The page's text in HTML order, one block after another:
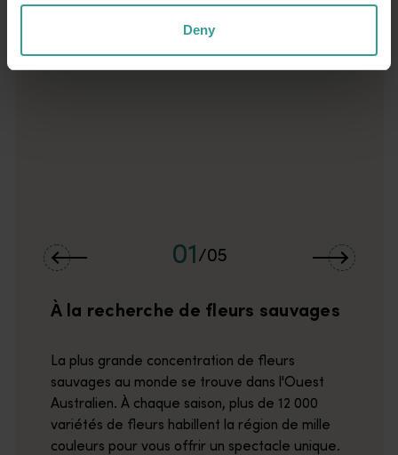
Deny
01/05
À la recherche de fleurs sauvages
La plus grande concentration de fleurs
sauvages au monde se trouve dans l'Ouest
Australien. À chaque saison, plus de 12 000
variétés de fleurs habillent la région de mille
couleurs pour vous offrir un spectacle unique.